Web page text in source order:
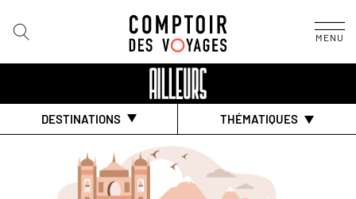
MENU
DESTINATIONS THÉMATIQUES